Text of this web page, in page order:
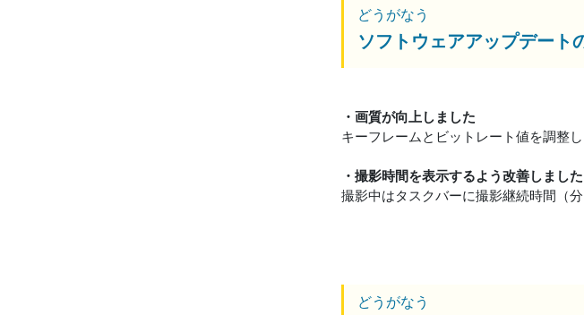
どうがなう
ソフトウェアアップデート
・画質が向上しました
キーフレームとビットレート値を調整
・撮影時間を表示するよう改善しました
撮影中はタスクバーに撮影継続時間（
どうがなう